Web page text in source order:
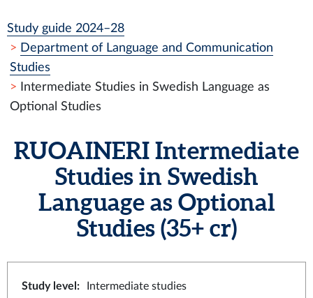
Study guide 2024–28
Department of Language and Communication
Studies
Intermediate Studies in Swedish Language as
Optional Studies
RUOAINERI Intermediate
Studies in Swedish
Language as Optional
Studies(35+ cr)
Study level :
Intermediate studies